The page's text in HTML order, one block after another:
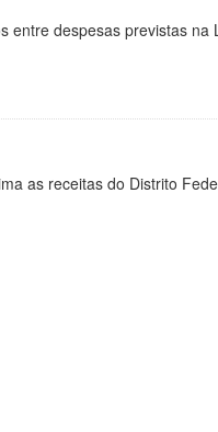
despesas previstas na
as receitas do Distrito